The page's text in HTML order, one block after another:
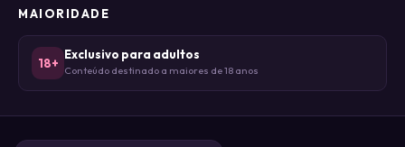
MAIORIDADE
18+
Exclusivo para adultos
Conteúdo destinado a maiores de 18 anos